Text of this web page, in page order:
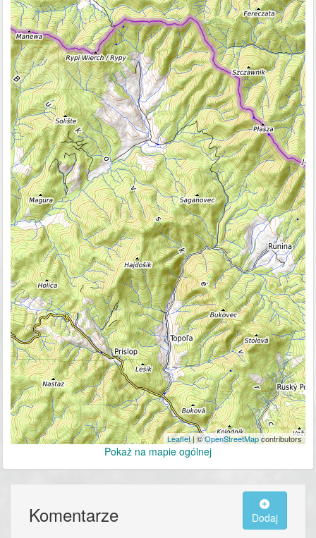
Leaflet| ©OpenStreetMapcontributors
Pokaż na mapie ogólnej
Komentarze Dodaj